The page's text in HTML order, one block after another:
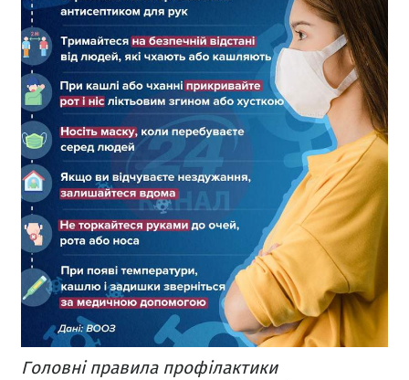
Головні правила профілактики